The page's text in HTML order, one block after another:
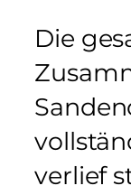
Die
verlief